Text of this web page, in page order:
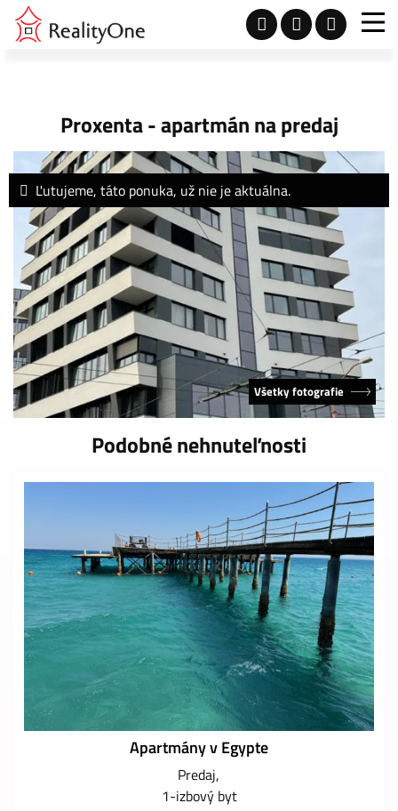
Proxenta - apartmán na predaj
Ľutujeme, táto ponuka, už nie je aktuálna.
Všetky fotografie
Podobné nehnuteľnosti
Apartmány v Egypte
Predaj
1-izbový byt